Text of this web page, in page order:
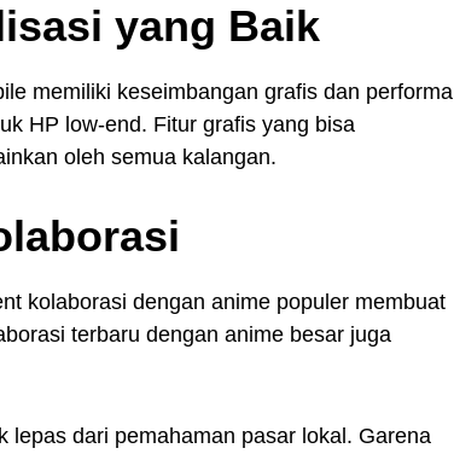
yang Baik
memiliki keseimbangan grafis dan performa
HP low-end. Fitur grafis yang bisa
oleh semua kalangan.
kolaborasi dengan anime populer membuat
terbaru dengan anime besar juga
lepas dari pemahaman pasar lokal. Garena